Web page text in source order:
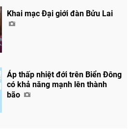
Khai mạc Đại giới đàn Bửu Lai
Áp thấp nhiệt đới trên Biển Đông
có khả năng mạnh lên thành
bão